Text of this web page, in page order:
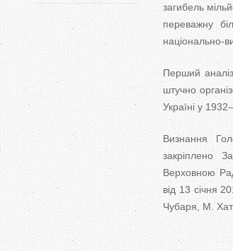
загибель
переважну
національно-
Перший
штучно
Україні у
Визнання
закріплено
Верховною
від 13 січня
Чубаря, М.